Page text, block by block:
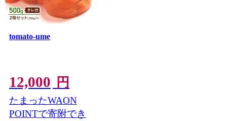
tomato-ume
12,000 円
たまったWAON
POINTで寄附でき